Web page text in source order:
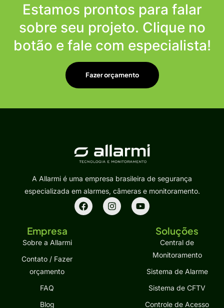
Estamos prontos para falar
sobre seu projeto. Clique no
botão e fale com especialista!
Fazer orçamento
A Allarmi é uma empresa brasileira de segurança
especializada em alarmes, câmeras e monitoramento.
Empresa
Sobre a Allarmi
Contato / Fazer
orçamento
FAQ
Blog
Soluções
Central de
Monitoramento
Sistema de Alarme
Sistema de CFTV
Controle de Acesso